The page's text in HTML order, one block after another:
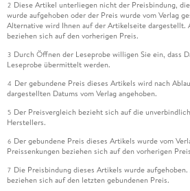
2 Diese Artikel unterliegen nicht der Preisbindung,
wurde aufgehoben oder der Preis wurde vom Verlag
Alternative wird Ihnen auf der Artikelseite dargestellt.
beziehen sich auf den vorherigen Preis.
3 Durch Öffnen der Leseprobe willigen Sie ein, dass
Leseprobe übermittelt werden.
4 Der gebundene Preis dieses Artikels wird nach
dargestellten Datums vom Verlag angehoben.
5 Der Preisvergleich bezieht sich auf die
Herstellers.
6 Der gebundene Preis dieses Artikels wurde vom
Preissenkungen beziehen sich auf den vorherigen
7 Die Preisbindung dieses Artikels wurde
beziehen sich auf den letzten gebundenen Preis.